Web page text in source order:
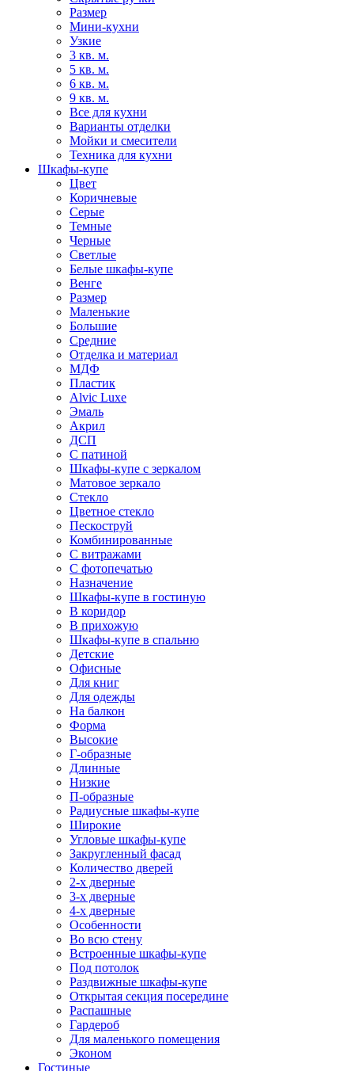
Размер
Мини-кухни
Узкие
3 кв. м.
5 кв. м.
6 кв. м.
9 кв. м.
Все для кухни
Варианты отделки
Мойки и смесители
Техника для кухни
Шкафы-купе
Цвет
Коричневые
Серые
Темные
Черные
Светлые
Белые шкафы-купе
Венге
Размер
Маленькие
Большие
Средние
Отделка и материал
МДФ
Пластик
Alvic Luxe
Эмаль
Акрил
ДСП
С патиной
Шкафы-купе с зеркалом
Матовое зеркало
Стекло
Цветное стекло
Пескоструй
Комбинированные
С витражами
С фотопечатью
Назначение
Шкафы-купе в гостиную
В коридор
В прихожую
Шкафы-купе в спальню
Детские
Офисные
Для книг
Для одежды
На балкон
Форма
Высокие
Г-образные
Длинные
Низкие
П-образные
Радиусные шкафы-купе
Широкие
Угловые шкафы-купе
Закругленный фасад
Количество дверей
2-х дверные
3-х дверные
4-х дверные
Особенности
Во всю стену
Встроенные шкафы-купе
Под потолок
Раздвижные шкафы-купе
Открытая секция посередине
Распашные
Гардероб
Для маленького помещения
Эконом
Гостиные